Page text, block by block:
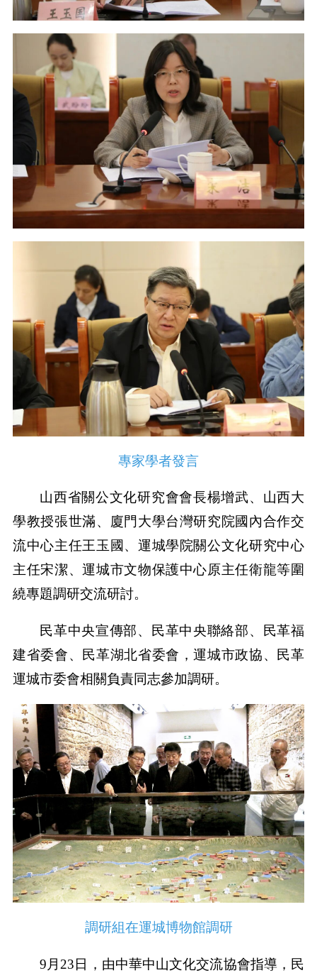
專家學者發言
山西省關公文化研究會會長楊增武、山西大
學教授張世滿、廈門大學台灣研究院國內合作交
流中心主任王玉國、運城學院關公文化研究中心
主任宋潔、運城市文物保護中心原主任衛龍等圍
繞專題調研交流研討。
民革中央宣傳部、民革中央聯絡部、民革福
建省委會、民革湖北省委會，運城市政協、民革
運城市委會相關負責同志參加調研。
調研組在運城博物館調研
9月23日，由中華中山文化交流協會指導，民